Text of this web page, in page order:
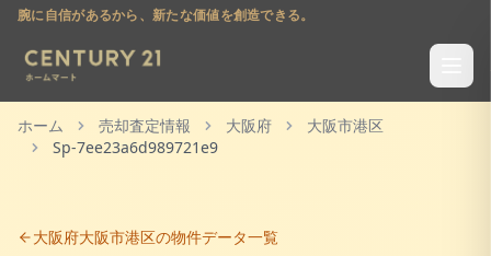
腕に自信があるから、新たな価値を創造できる。
ホーム 売却査定情報 大阪府
大阪市港区
Sp-7ee23a6d989721e9
大阪府大阪市港区の物件データ一覧